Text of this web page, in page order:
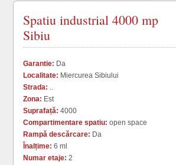
Spatiu industrial 4000 mp
Sibiu
Garantie: Da
Localitate: Miercurea Sibiului
Strada: ..
Zona: Est
Suprafață: 4000
Compartimentare spatiu: open space
Rampă descărcare: Da
Înalțime: 6 ml
Numar etaje: 2